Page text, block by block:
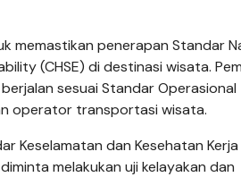
memastikan penerapan Standar
(CHSE) di destinasi wisata.
sesuai Standar Operasional
operator transportasi wisata.
Keselamatan dan Kesehatan Kerja
melakukan uji kelayakan dan